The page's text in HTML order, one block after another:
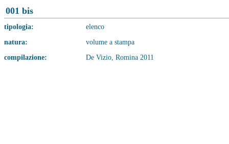
001 bis
tipologia:
elenco
natura:
volume a stampa
compilazione:
De Vizio, Romina 2011